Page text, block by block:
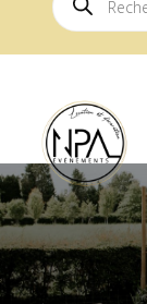
de
produits